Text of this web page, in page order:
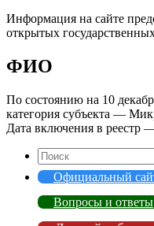
Информация на сайте
открытых
ФИО
По состоянию на 10
категория субъекта —
Дата включения в реестр
Официальный
Вопросы и ответы